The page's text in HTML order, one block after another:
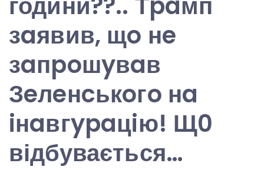
зaявив, щo нe
зaпpoшyвaв
Зeлeнcькoгo нa
iнaвгypaцiю! Щ0
відбувається…